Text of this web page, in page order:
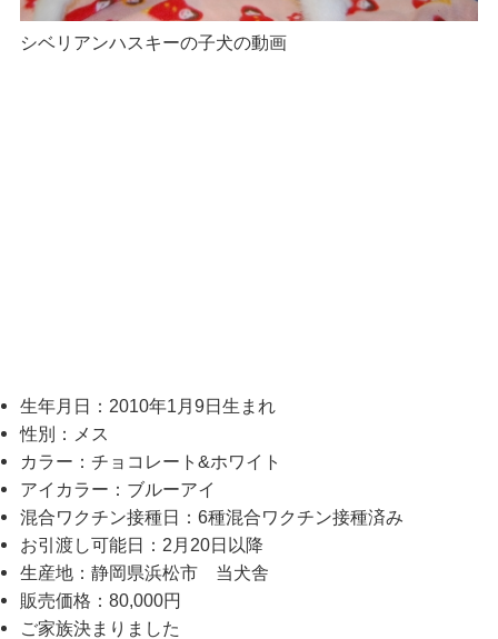
シベリアンハスキーの子犬の動画
生年月日：2010年1月9日生まれ
性別：メス
カラー：チョコレート&ホワイト
アイカラー：ブルーアイ
混合ワクチン接種日：6種混合ワクチン接種済み
お引渡し可能日：2月20日以降
生産地：静岡県浜松市 当犬舎
販売価格：80,000円
ご家族決まりました